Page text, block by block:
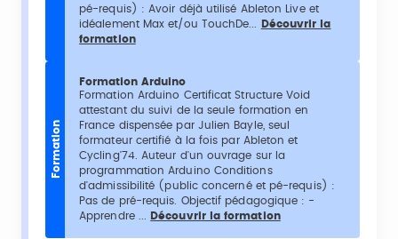
pé-requis) : Avoir déjà utilisé Ableton Live et
idéalement Max et/ou TouchDe...
Découvrir la
formation
Formation
Formation Arduino
Formation Arduino Certificat Structure Void
attestant du suivi de la seule formation en
France dispensée par Julien Bayle, seul
formateur certifié à la fois par Ableton et
Cycling'74. Auteur d'un ouvrage sur la
programmation Arduino Conditions
d'admissibilité (public concerné et pé-requis) :
Pas de pré-requis. Objectif pédagogique : -
Apprendre ...
Découvrir la formation